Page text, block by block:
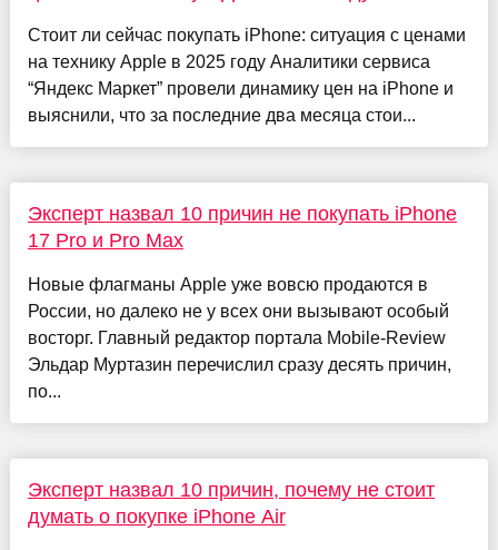
Стоит ли сейчас покупать iPhone: ситуация с ценами
на технику Apple в 2025 году Аналитики сервиса
“Яндекс Маркет” провели динамику цен на iPhone и
выяснили, что за последние два месяца стои...
Эксперт назвал 10 причин не покупать iPhone
17 Pro и Pro Max
Новые флагманы Apple уже вовсю продаются в
России, но далеко не у всех они вызывают особый
восторг. Главный редактор портала Mobile-Review
Эльдар Муртазин перечислил сразу десять причин,
по...
Эксперт назвал 10 причин, почему не стоит
думать о покупке iPhone Air